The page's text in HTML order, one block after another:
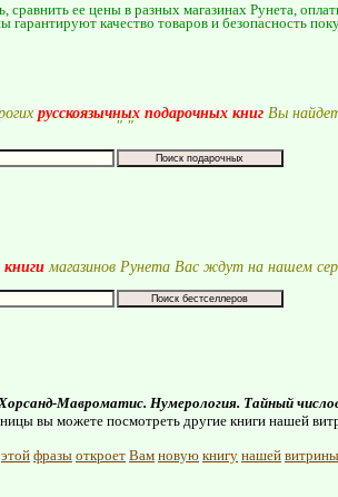
ее цены в разных магазинах Рунета,
гарантируют качество товаров и безопасность
русскоязычных подарочных книгВы
" "
магазинов Рунета Вас ждут на нашем
Мавроматис. Нумерология. Тайный
вы можете посмотреть другие книги нашей
этой фразы откроет Вам новую книгу нашей витрины